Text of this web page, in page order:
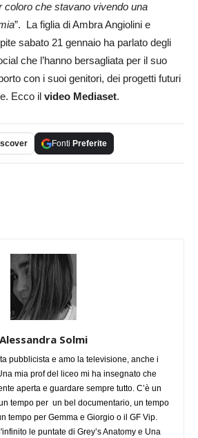
coloro che stavano vivendo una
”. La figlia di Ambra Angiolini e
sabato 21 gennaio ha parlato degli
che l’hanno bersagliata per il suo
con i suoi genitori, dei progetti futuri
Ecco il video Mediaset.
Fonti Preferite
Alessandra Solmi
pubblicista e amo la televisione, anche i
mia prof del liceo mi ha insegnato che
aperta e guardare sempre tutto. C’è un
tempo per un bel documentario, un tempo
tempo per Gemma e Giorgio o il GF Vip.
le puntate di Grey’s Anatomy e Una